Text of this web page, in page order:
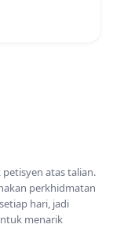
atas talian.
perkhidmatan
hari, jadi
menarik